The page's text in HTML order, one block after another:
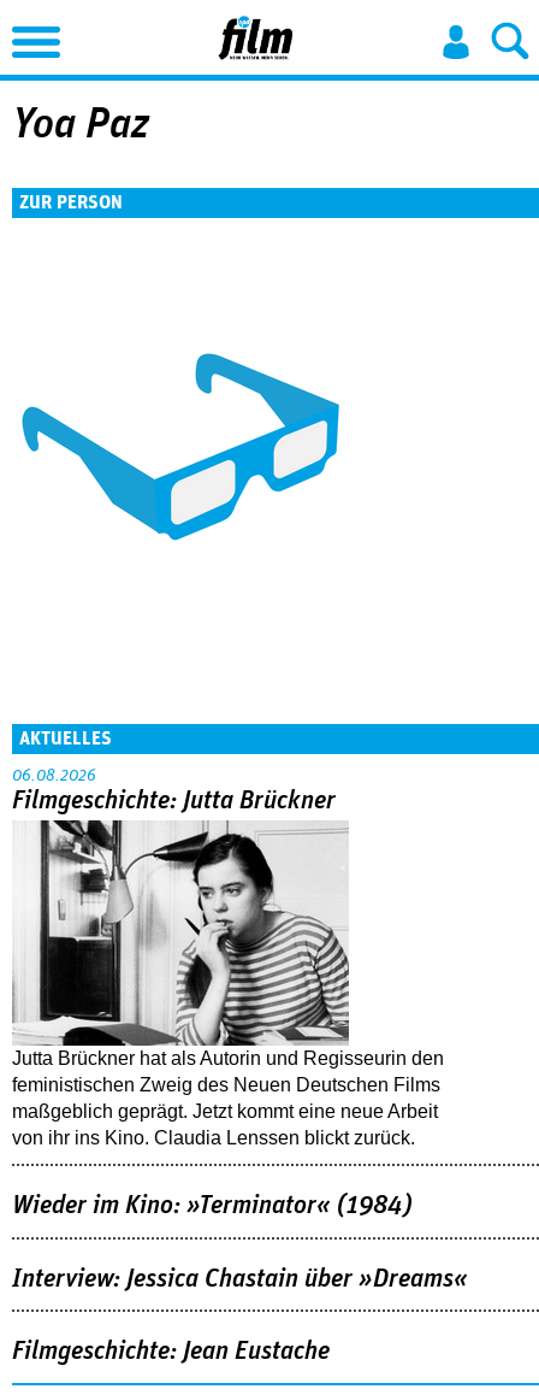
Jump to Navigation
Yoa Paz
ZUR PERSON
AKTUELLES
06.08.2026
Filmgeschichte: Jutta Brückner
Jutta Brückner hat als Autorin und Regisseurin den
feministischen Zweig des Neuen Deutschen Films
maßgeblich geprägt. Jetzt kommt eine neue Arbeit
von ihr ins Kino. Claudia Lenssen blickt zurück.
Wieder im Kino: »Terminator« (1984)
Interview: Jessica Chastain über »Dreams«
Filmgeschichte: Jean Eustache